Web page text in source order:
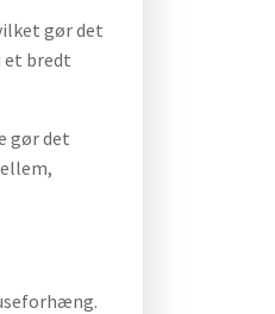
gør det
et bredt
gør det